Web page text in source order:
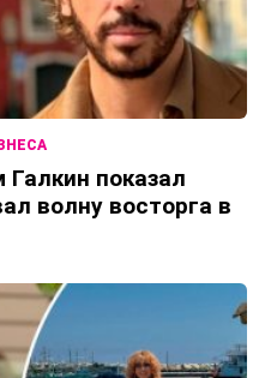
показал
волну восторга в